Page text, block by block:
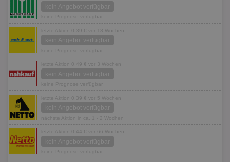
kein Angebot verfügbar
keine Prognose verfügbar
letzte Aktion 0,39 € vor 18 Wochen
kein Angebot verfügbar
keine Prognose verfügbar
letzte Aktion 0,49 € vor 3 Wochen
kein Angebot verfügbar
keine Prognose verfügbar
letzte Aktion 0,39 € vor 5 Wochen
kein Angebot verfügbar
nächste Aktion in ca. 1 - 2 Wochen
letzte Aktion 0,44 € vor 66 Wochen
kein Angebot verfügbar
keine Prognose verfügbar